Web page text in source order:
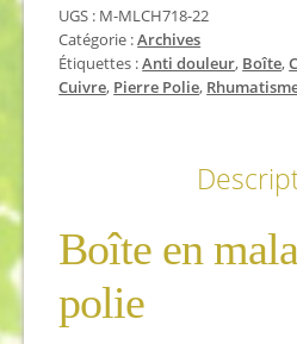
UGS : M-MLCH718-22
Catégorie :Archives
Étiquettes :Anti douleur, Boîte,
Cuivre, Pierre Polie,
Boîte en
polie